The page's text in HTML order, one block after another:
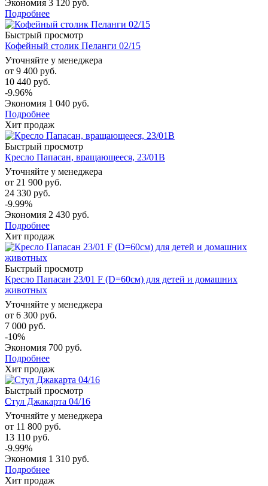
Экономия 3 120 руб.
Подробнее
Быстрый просмотр
Кофейный столик Пеланги 02/15
Уточняйте у менеджера
от 9 400 руб.
10 440 руб.
-9.96%
Экономия 1 040 руб.
Подробнее
Хит продаж
Быстрый просмотр
Кресло Папасан, вращающееся, 23/01B
Уточняйте у менеджера
от 21 900 руб.
24 330 руб.
-9.99%
Экономия 2 430 руб.
Подробнее
Хит продаж
Быстрый просмотр
Кресло Папасан 23/01 F (D=60см) для детей и домашних
животных
Уточняйте у менеджера
от 6 300 руб.
7 000 руб.
-10%
Экономия 700 руб.
Подробнее
Хит продаж
Быстрый просмотр
Стул Джакарта 04/16
Уточняйте у менеджера
от 11 800 руб.
13 110 руб.
-9.99%
Экономия 1 310 руб.
Подробнее
Хит продаж